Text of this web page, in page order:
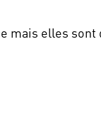
mais elles sont